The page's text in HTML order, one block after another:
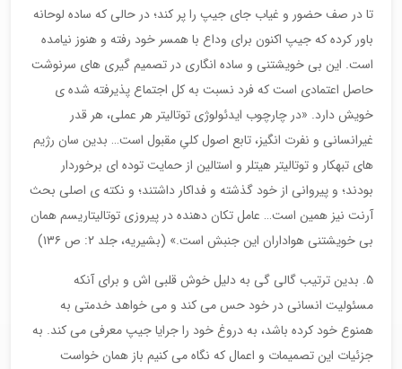
تا در صف حضور و غیاب جای جیپ را پر کند؛ در حالی که ساده لوحانه
باور کرده که جیپ اکنون برای وداع با همسر خود رفته و هنوز نیامده
است. این بی خویشتنی و ساده انگاری در تصمیم گیری های سرنوشت
حاصل اعتمادی است که فرد نسبت به کل اجتماع پذیرفته شده ی
خویش دارد. «در چارچوب ایدئولوژی توتالیتر هر عملی، هر قدر
غیرانسانی و نفرت انگیز، تابع اصول کلیِ مقبول است… بدین سان رژیم
های تبهکار و توتالیتر هیتلر و استالین از حمایت توده ای برخوردار
بودند؛ و پیروانی از خود گذشته و فداکار داشتند؛ و نکته ی اصلی بحث
آرنت نیز همین است… عامل تکان دهنده در پیروزی توتالیتاریسم همان
بی خویشتنی هواداران این جنبش است.» (بشیریه، جلد ۲: ص ۱۳۶)
۵. بدین ترتیب گالی گی به دلیل خوش قلبی اش و برای آنکه
مسئولیت انسانی در خود حس می کند و می خواهد خدمتی به
همنوع خود کرده باشد، به دروغ خود را جرایا جیپ معرفی می کند. به
جزئیات این تصمیمات و اعمال که نگاه می کنیم باز همان خواست